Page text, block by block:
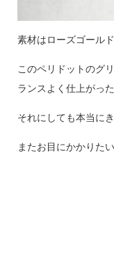
素材はローズゴールド
このペリドットのグ
ランスよく仕上がっ
それにしても本当に
またお目にかかりた